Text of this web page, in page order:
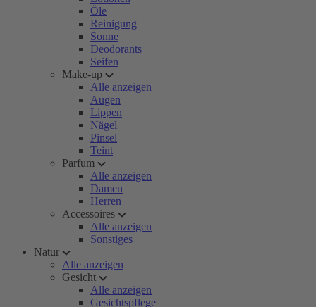
Öle
Reinigung
Sonne
Deodorants
Seifen
Make-up
Alle anzeigen
Augen
Lippen
Nägel
Pinsel
Teint
Parfum
Alle anzeigen
Damen
Herren
Accessoires
Alle anzeigen
Sonstiges
Natur
Alle anzeigen
Gesicht
Alle anzeigen
Gesichtspflege